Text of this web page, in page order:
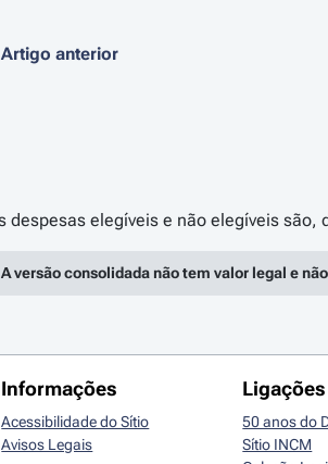
Artigo anterior
A versão consolidada não tem valor legal e
Informações
Acessibilidade do Sítio
Avisos Legais
50 anos do
Sítio INCM